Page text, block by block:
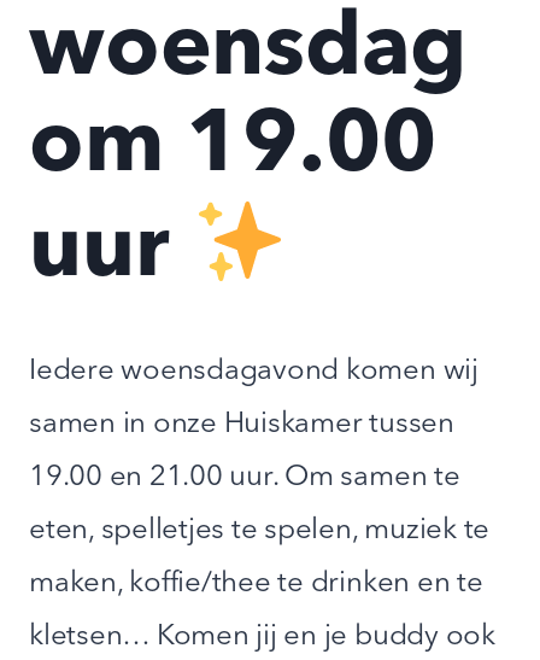
woensdag
om 19.00
uur
Iedere woensdagavond komen wij
samen in onze Huiskamer tussen
19.00 en 21.00 uur. Om samen te
eten, spelletjes te spelen, muziek te
maken, koffie/thee te drinken en te
kletsen… Komen jij en je buddy ook